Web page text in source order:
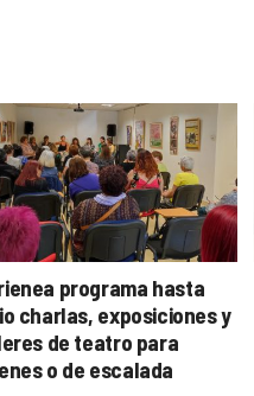
programa hasta
charlas, exposiciones y
de teatro para
o de escalada